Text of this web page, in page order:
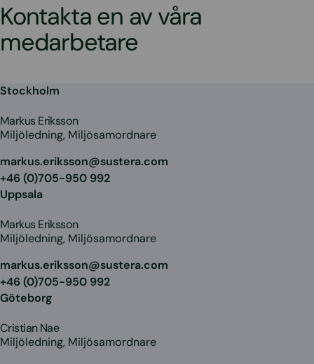
Kontakta en av våra
medarbetare
Stockholm
Markus Eriksson
Miljöledning, Miljösamordnare
markus.eriksson@sustera.com
+46 (0)705-950 992
Uppsala
Markus Eriksson
Miljöledning, Miljösamordnare
markus.eriksson@sustera.com
+46 (0)705-950 992
Göteborg
Cristian Nae
Miljöledning, Miljösamordnare